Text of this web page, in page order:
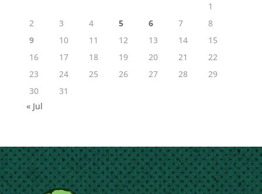
1
2
3 4 5 6 7
8
9
10 11 12 13 14
15
16
17 18 19 20 21
22
23
24 25 26 27 28
29
30
31
« Jul